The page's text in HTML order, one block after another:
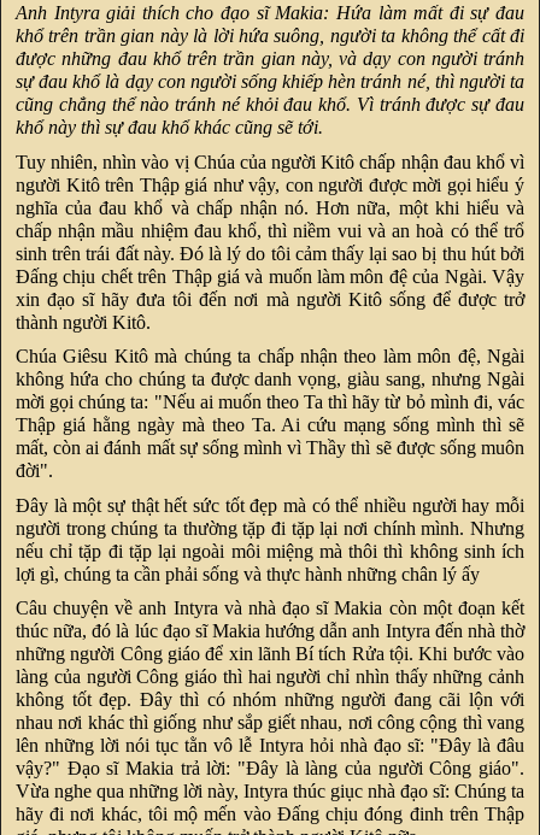
Anh Intyra giải thích cho đạo sĩ Makia: Hứa làm mất đi sự đau
khổ trên trần gian này là lời hứa suông, người ta không thể cất đi
được những đau khổ trên trần gian này, và dạy con người tránh
sự đau khổ là dạy con người sống khiếp hèn tránh né, thì người ta
cũng chẳng thể nào tránh né khỏi đau khổ. Vì tránh được sự đau
khổ này thì sự đau khổ khác cũng sẽ tới.
Tuy nhiên, nhìn vào vị Chúa của người Kitô chấp nhận đau khổ vì
người Kitô trên Thập giá như vậy, con người được mời gọi hiểu ý
nghĩa của đau khổ và chấp nhận nó. Hơn nữa, một khi hiểu và
chấp nhận mầu nhiệm đau khổ, thì niềm vui và an hoà có thể trổ
sinh trên trái đất này. Đó là lý do tôi cảm thấy lại sao bị thu hút bởi
Đấng chịu chết trên Thập giá và muốn làm môn đệ của Ngài. Vậy
xin đạo sĩ hãy đưa tôi đến nơi mà người Kitô sống để được trở
thành người Kitô.
Chúa Giêsu Kitô mà chúng ta chấp nhận theo làm môn đệ, Ngài
không hứa cho chúng ta được danh vọng, giàu sang, nhưng Ngài
mời gọi chúng ta: "Nếu ai muốn theo Ta thì hãy từ bỏ mình đi, vác
Thập giá hằng ngày mà theo Ta. Ai cứu mạng sống mình thì sẽ
mất, còn ai đánh mất sự sống mình vì Thầy thì sẽ được sống muôn
đời".
Đây là một sự thật hết sức tốt đẹp mà có thể nhiều người hay mỗi
người trong chúng ta thường tặp đi tặp lại nơi chính mình. Nhưng
nếu chỉ tặp đi tặp lại ngoài môi miệng mà thôi thì không sinh ích
lợi gì, chúng ta cần phải sống và thực hành những chân lý ấy
Câu chuyện về anh Intyra và nhà đạo sĩ Makia còn một đoạn kết
thúc nữa, đó là lúc đạo sĩ Makia hướng dẫn anh Intyra đến nhà thờ
những người Công giáo để xin lãnh Bí tích Rửa tội. Khi bước vào
làng của người Công giáo thì hai người chỉ nhìn thấy những cảnh
không tốt đẹp. Đây thì có nhóm những người đang cãi lộn với
nhau nơi khác thì giống như sắp giết nhau, nơi công cộng thì vang
lên những lời nói tục tằn vô lễ Intyra hỏi nhà đạo sĩ: "Đây là đâu
vậy?" Đạo sĩ Makia trả lời: "Đây là làng của người Công giáo".
Vừa nghe qua những lời này, Intyra thúc giục nhà đạo sĩ: Chúng ta
hãy đi nơi khác, tôi mộ mến vào Đấng chịu đóng đinh trên Thập